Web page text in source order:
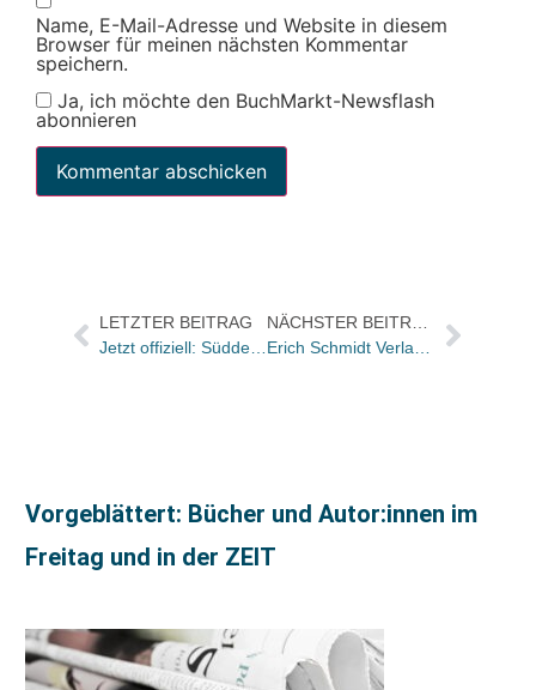
Name, E-Mail-Adresse und Website in diesem
Browser für meinen nächsten Kommentar
speichern.
Ja, ich möchte den BuchMarkt-Newsflash
abonnieren
LETZTER BEITRAG
Jetzt offiziell: Süddeutsche Zeitung startet DVD-Reihe / Start mit „Der Leopard“ / Fast zehn Mio. Bücher verkauft
Vorgeblättert: Bücher und Autor:innen im
Freitag und in der ZEIT